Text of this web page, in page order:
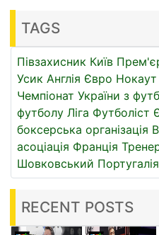
TAGS
Півзахисник Київ
Усик Англія Євро Нокаут
Чемпіонат України з
футболу Ліга Футболіст
боксерська організація
асоціація Франція
Шовковський Португалія
RECENT POSTS